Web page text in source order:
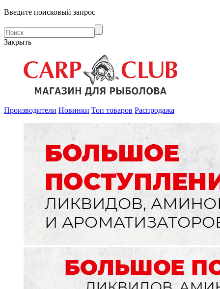
Введите поисковый запрос
Закрыть
Производители Новинки Топ товаров Распродажа